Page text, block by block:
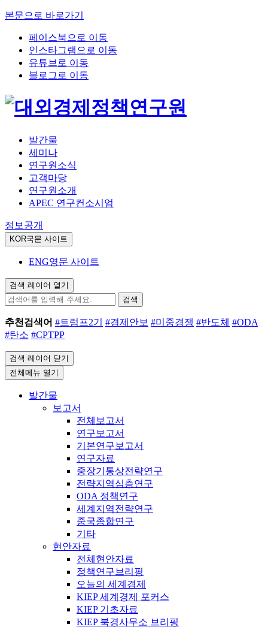
본문으로 바로가기
페이스북으로 이동
인스타그램으로 이동
유튜브로 이동
블로그로 이동
발간물
세미나
연구원소식
고객마당
연구원소개
APEC 연구컨소시엄
정보공개
KOR국문 사이트
ENG영문 사이트
검색 레이어 열기
검색
추천검색어 #트럼프2기 #경제안보 #미중경쟁 #반도체 #ODA
#탄소 #CPTPP
검색 레이어 닫기
전체메뉴 열기
발간물
보고서
전체보고서
연구보고서
기본연구보고서
연구자료
중장기통상전략연구
전략지역심층연구
ODA 정책연구
세계지역전략연구
중국종합연구
기타
현안자료
전체현안자료
정책연구브리핑
오늘의 세계경제
KIEP 세계경제 포커스
KIEP 기초자료
KIEP 북경사무소 브리핑